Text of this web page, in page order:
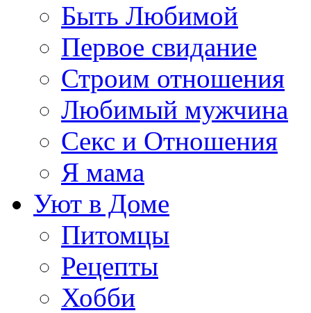
Быть Любимой
Первое свидание
Строим отношения
Любимый мужчина
Секс и Отношения
Я мама
Уют в Доме
Питомцы
Рецепты
Хобби